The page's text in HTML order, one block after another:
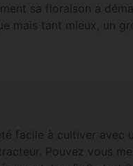
sa floraison a
mais tant mieux, un
facile à cultiver avec
Pouvez vous me